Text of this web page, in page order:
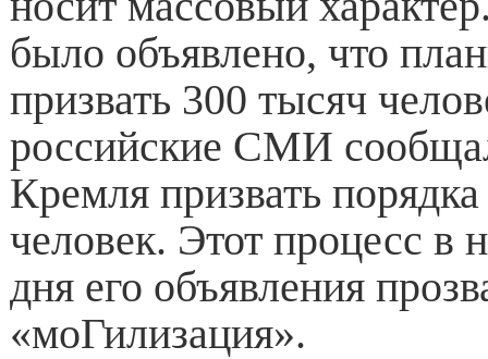
было объявлено, что
призвать 300 тысяч
российские СМИ
Кремля призвать
человек. Этот процесс в
дня его объявления
«моГилизация».